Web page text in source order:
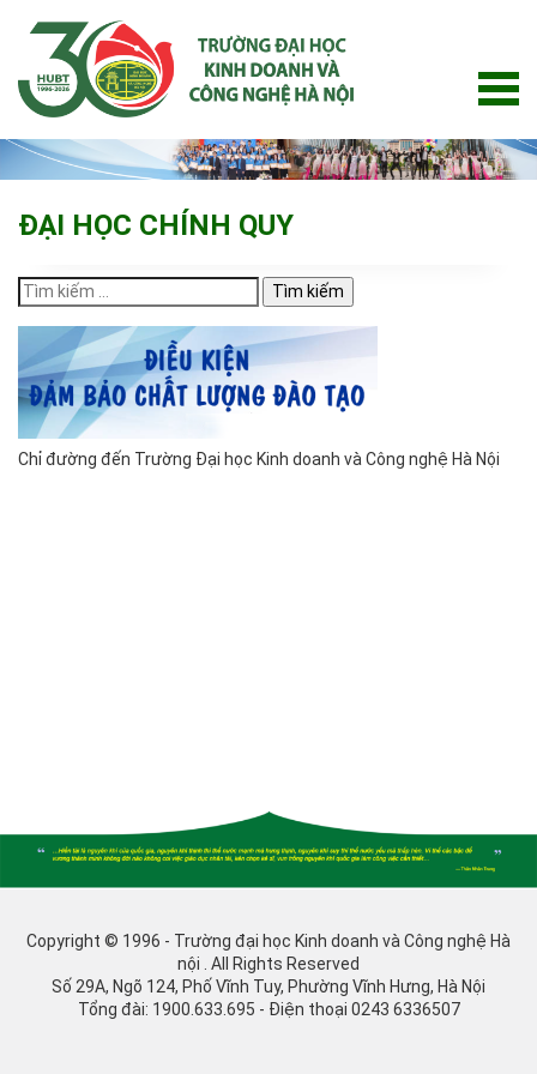
content
ĐẠI HỌC CHÍNH QUY
Tìm
kiếm
cho:
Chỉ đường đến Trường Đại học Kinh doanh và Công nghệ Hà Nội
Copyright © 1996 - Trường đại học Kinh doanh và Công nghệ Hà
nội . All Rights Reserved
Số 29A, Ngõ 124, Phố Vĩnh Tuy, Phường Vĩnh Hưng, Hà Nội
Tổng đài: 1900.633.695 - Điện thoại 0243 6336507